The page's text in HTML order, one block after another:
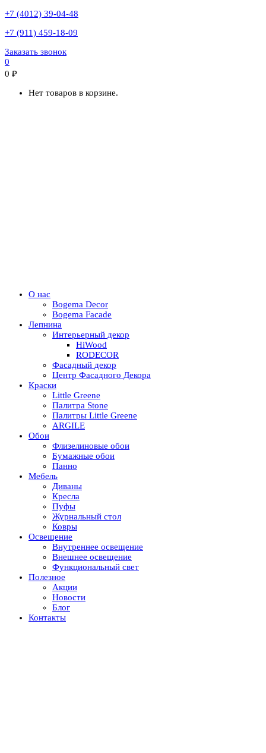
+7 (4012) 39-04-48
+7 (911) 459-18-09
Заказать звонок
0
0 ₽
Нет товаров в корзине.
О нас
Bogema Decor
Bogema Facade
Лепнина
Интерьерный декор
HiWood
RODECOR
Фасадный декор
Центр Фасадного Декора
Краски
Little Greene
Палитра Stone
Палитры Little Greene
ARGILE
Обои
Флизелиновые обои
Бумажные обои
Панно
Мебель
Диваны
Кресла
Пуфы
Журнальный стол
Ковры
Освещение
Внутреннее освещение
Внешнее освещение
Функциональный свет
Полезное
Акции
Новости
Блог
Контакты